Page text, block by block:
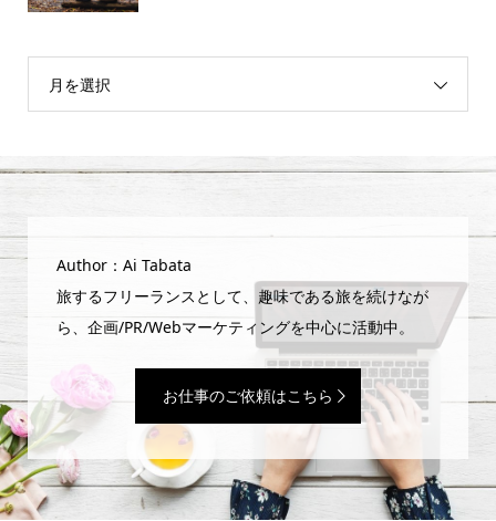
月を選択
Author：Ai Tabata
旅するフリーランスとして、趣味である旅を続けなが
ら、企画/PR/Webマーケティングを中心に活動中。
お仕事のご依頼はこちら